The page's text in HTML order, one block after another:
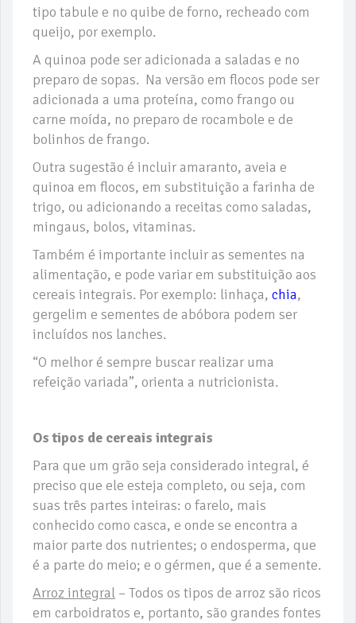
tipo tabule e no quibe de forno, recheado com
queijo, por exemplo.
A quinoa pode ser adicionada a saladas e no
preparo de sopas. Na versão em flocos pode ser
adicionada a uma proteína, como frango ou
carne moída, no preparo de rocambole e de
bolinhos de frango.
Outra sugestão é incluir amaranto, aveia e
quinoa em flocos, em substituição a farinha de
trigo, ou adicionando a receitas como saladas,
mingaus, bolos, vitaminas.
Também é importante incluir as sementes na
alimentação, e pode variar em substituição aos
cereais integrais. Por exemplo: linhaça, chia,
gergelim e sementes de abóbora podem ser
incluídos nos lanches.
“O melhor é sempre buscar realizar uma
refeição variada”, orienta a nutricionista.
Os tipos de cereais integrais
Para que um grão seja considerado integral, é
preciso que ele esteja completo, ou seja, com
suas três partes inteiras: o farelo, mais
conhecido como casca, e onde se encontra a
maior parte dos nutrientes; o endosperma, que
é a parte do meio; e o gérmen, que é a semente.
Arroz integral – Todos os tipos de arroz são ricos
em carboidratos e, portanto, são grandes fontes